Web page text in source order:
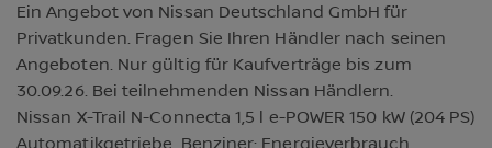
Ein Angebot von Nissan Deutschland GmbH für
Privatkunden. Fragen Sie Ihren Händler nach seinen
Angeboten. Nur gültig für Kaufverträge bis zum
30.09.26. Bei teilnehmenden Nissan Händlern.
Nissan X-Trail N-Connecta 1,5 l e-POWER 150 kW (204 PS)
Automatikgetriebe, Benziner: Energieverbrauch